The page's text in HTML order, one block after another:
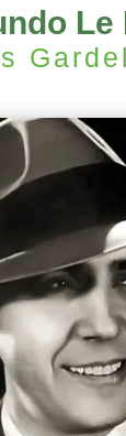
Le
Gardel